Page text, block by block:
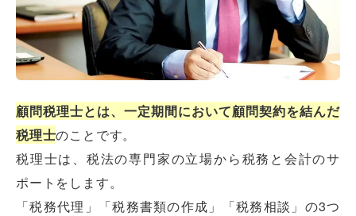
顧問税理士とは、一定期間において顧問契約を結んだ
税理士のことです。
税理士は、税法の専門家の立場から税務と会計のサ
ポートをします。
「税務代理」「税務書類の作成」「税務相談」の3つ